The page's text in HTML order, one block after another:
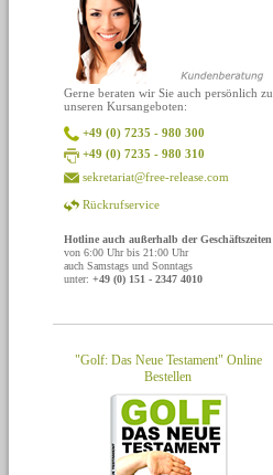
Gerne beraten wir Sie auch persönlich zu
unseren Kursangeboten:
+49 (0) 7235 - 980 300
+49 (0) 7235 - 980 310
sekretariat@free-release.com
Rückrufservice
Hotline auch außerhalb der Geschäftszeiten
von 6:00 Uhr bis 21:00 Uhr
auch Samstags und Sonntags
unter: +49 (0) 151 - 2347 4010
"Golf: Das Neue Testament" Online
Bestellen